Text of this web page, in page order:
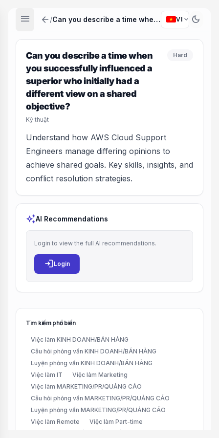
menu arrow_back / Can you describe a time when you successfully influenced a superior who initially had a different view on a shared objective? VI expand_more dark_mode
Can you describe a time when
you successfully influenced a
superior who initially had a
different view on a shared
objective?
Kỹ thuật
Hard
Understand how AWS Cloud Support
Engineers manage differing opinions to
achieve shared goals. Key skills, insights, and
conflict resolution strategies.
auto_awesomeAI Recommendations
Login to view the full AI recommendations.
login Login
Tìm kiếm phổ biến
Việc làm KINH DOANH/BÁN HÀNG
Câu hỏi phỏng vấn KINH DOANH/BÁN HÀNG
Luyện phỏng vấn KINH DOANH/BÁN HÀNG
Việc làm IT
Việc làm Marketing
Việc làm MARKETING/PR/QUẢNG CÁO
Câu hỏi phỏng vấn MARKETING/PR/QUẢNG CÁO
Luyện phỏng vấn MARKETING/PR/QUẢNG CÁO
Việc làm Remote
Việc làm Part-time